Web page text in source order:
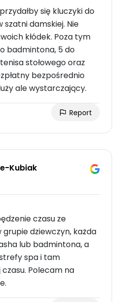
się kluczyki do
damskiej. Nie
kłódek. Poza tym
badmintona, 5 do
stołowego oraz
bezpośrednio
ale wystarczający.
Report
Kubiak
czasu ze
grupie dziewczyn, każda
lub badmintona, a
spa i tam
Polecam na